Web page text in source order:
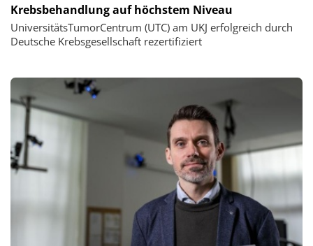
Krebsbehandlung auf höchstem Niveau
UniversitätsTumorCentrum (UTC) am UKJ erfolgreich durch
Deutsche Krebsgesellschaft rezertifiziert